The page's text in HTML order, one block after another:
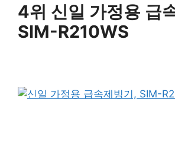
4위 신일 가정용 급
SIM-R210WS